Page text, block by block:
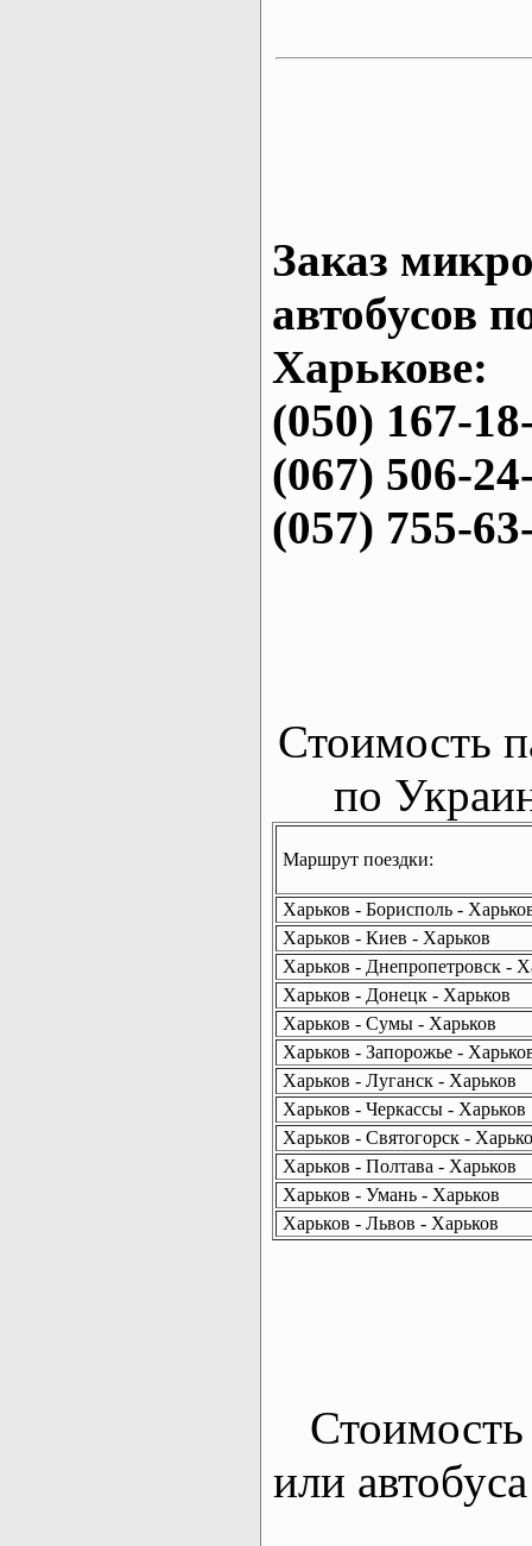
Заказ
автобусов
Харькове:
(050) 167-
(067) 506-
(057) 755-
Стоимость
по
Маршрут поездки:
Харьков - Борисполь -
Харьков - Киев - Харьков
Харьков - Днепропетровск -
Харьков - Донецк - Харьков
Харьков - Сумы - Харьков
Харьков - Запорожье -
Харьков - Луганск - Харьков
Харьков - Черкассы - Харьков
Харьков - Святогорск -
Харьков - Полтава - Харьков
Харьков - Умань - Харьков
Харьков - Львов - Харьков
Стоимость
или